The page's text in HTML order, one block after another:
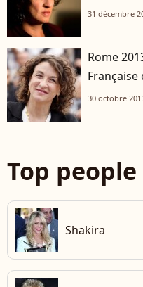
31 décembre
Rome
Française
30 octobre
Top people
Shakira